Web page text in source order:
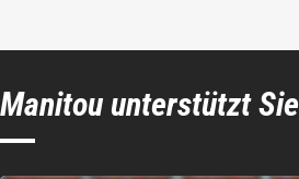
Manitou unterstützt Sie